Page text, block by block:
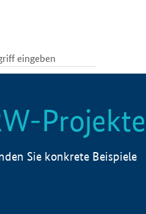
Projekte
Sie konkrete Beispiele